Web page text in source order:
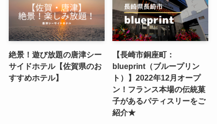
絶景！遊び放題の唐津シー
サイドホテル【佐賀県のお
すすめホテル】
【長崎市銅座町：
blueprint（ブループリン
ト）】2022年12月オープ
ン！フランス本場の伝統菓
子があるパティスリーをご
紹介★